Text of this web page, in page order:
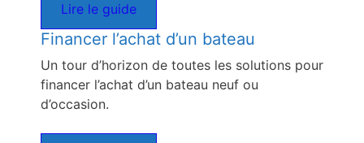
Lire le guide
Financer l’achat d’un bateau
Un tour d’horizon de toutes les solutions pour
financer l’achat d’un bateau neuf ou
d’occasion.